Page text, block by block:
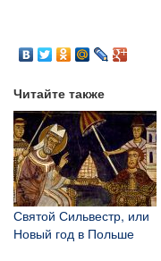
Читайте также
Святой Сильвестр, или
Новый год в Польше